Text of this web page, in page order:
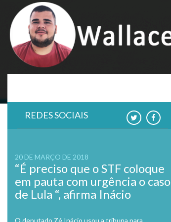
content
REDES SOCIAIS
20 DE MARÇO DE 2018
“É preciso que o STF coloque
em pauta com urgência o caso
de Lula “, afirma Inácio
O deputado Zé Inácio usou a tribuna para